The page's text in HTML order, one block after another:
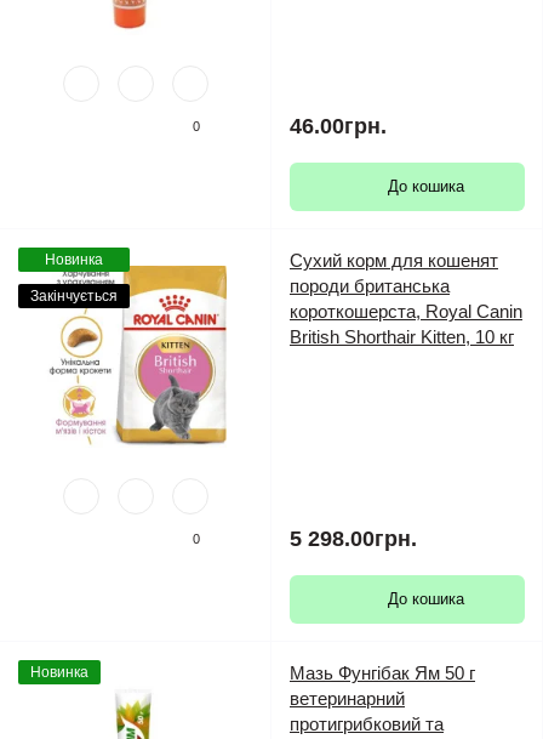
0 46.00грн.
До кошика
Новинка
Закінчується
0
Сухий корм для кошенят
породи британська
короткошерста, Royal Canin
British Shorthair Kitten, 10 кг
5 298.00грн.
До кошика
Новинка
Мазь Фунгібак Ям 50 г
ветеринарний
протигрибковий та